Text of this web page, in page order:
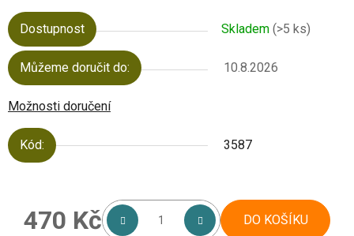
Dostupnost Skladem (>5 ks)
Můžeme doručit do: 10.8.2026
Možnosti doručení
Kód: 3587
470 Kč DO KOŠÍKU